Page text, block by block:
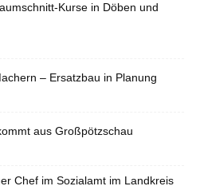
Kurse in Döben und
– Ersatzbau in Planung
aus Großpötzschau
Chef im Sozialamt im Landkreis